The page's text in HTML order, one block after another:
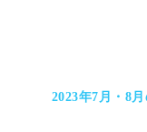
2023年7月・8